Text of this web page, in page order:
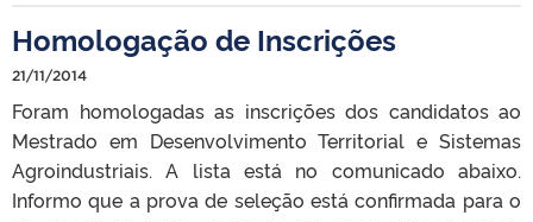
Homologação de Inscrições
21/11/2014
Foram homologadas as inscrições dos candidatos ao
Mestrado em Desenvolvimento Territorial e Sistemas
Agroindustriais. A lista está no comunicado abaixo.
Informo que a prova de seleção está confirmada para o